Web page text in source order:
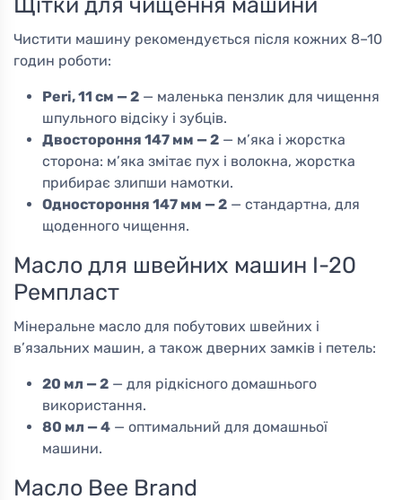
Чистити машину рекомендується після кожних 8–10
годин роботи:
Peri, 11 см — 2 — маленька пензлик для чищення
шпульного відсіку і зубців.
Двостороння 147 мм — 2 — м’яка і жорстка
сторона: м’яка змітає пух і волокна, жорстка
прибирає злипши намотки.
Одностороння 147 мм — 2 — стандартна, для
щоденного чищення.
Масло для швейних машин І-20
Ремпласт
Мінеральне масло для побутових швейних і
в’язальних машин, а також дверних замків і петель:
20 мл — 2 — для рідкісного домашнього
використання.
80 мл — 4 — оптимальний для домашньої
машини.
Масло Bee Brand